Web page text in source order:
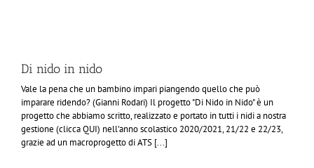
Di nido in nido
Vale la pena che un bambino impari piangendo quello che può
imparare ridendo? (Gianni Rodari) Il progetto "Di Nido in Nido" è un
progetto che abbiamo scritto, realizzato e portato in tutti i nidi a nostra
gestione (clicca QUI) nell’anno scolastico 2020/2021, 21/22 e 22/23,
grazie ad un macroprogetto di ATS [...]